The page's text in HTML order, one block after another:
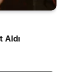
Aldı